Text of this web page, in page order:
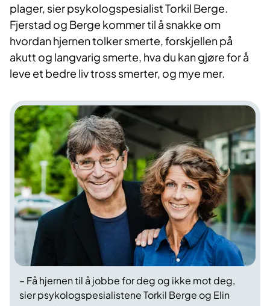
plager, sier psykologspesialist Torkil Berge.
Fjerstad og Berge kommer til å snakke om
hvordan hjernen tolker smerte, forskjellen på
akutt og langvarig smerte, hva du kan gjøre for å
leve et bedre liv tross smerter, og mye mer.
– Få hjernen til å jobbe for deg og ikke mot deg,
sier psykologspesialistene Torkil Berge og Elin